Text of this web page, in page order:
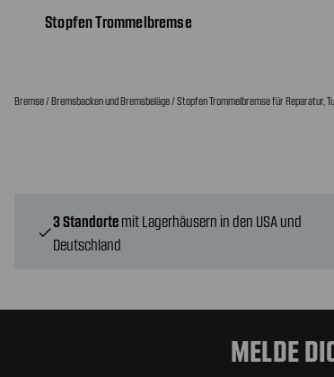
Stopfen Trommelbremse
Bremse / Bremsbacken und Bremsbeläge / Stopfen Trommelbremse für Reparatur,
check
3 Standorte mit Lagerhäusern in den USA und
Deutschland
MELDE